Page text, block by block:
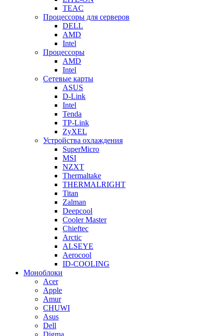
TEAC
Процессоры для серверов
DELL
AMD
Intel
Процессоры
AMD
Intel
Сетевые карты
ASUS
D-Link
Intel
Tenda
TP-Link
ZyXEL
Устройства охлаждения
SuperMicro
MSI
NZXT
Thermaltake
THERMALRIGHT
Titan
Zalman
Deepcool
Cooler Master
Chieftec
Arctic
ALSEYE
Aerocool
ID-COOLING
Моноблоки
Acer
Apple
Amur
CHUWI
Asus
Dell